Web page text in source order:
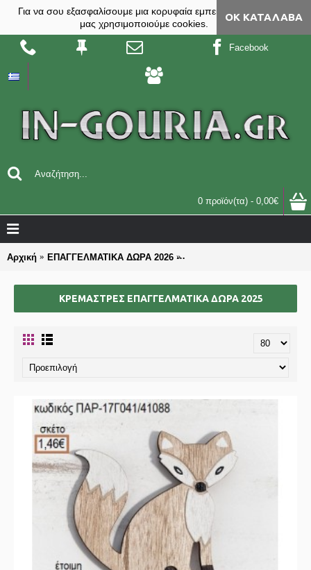
Για να σου εξασφαλίσουμε μια κορυφαία εμπειρία, στο site
μας χρησιμοποιούμε cookies.
ΟΚ ΚΑΤΆΛΑΒΑ
Facebook
0 προϊόν(τα) - 0,00€
Αρχική ΕΠΑΓΓΕΛΜΑΤΙΚΑ ΔΩΡΑ 2026 ΚΡΕΜΑΣΤΡΕΣ
ΚΡΕΜΑΣΤΡΕΣ ΕΠΑΓΓΕΛΜΑΤΙΚΆ ΔΏΡΑ 2025